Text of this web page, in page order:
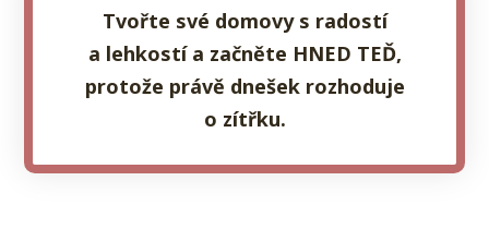
Tvořte své domovy s radostí
a lehkostí a začněte HNED TEĎ,
protože právě dnešek rozhoduje
o zítřku.